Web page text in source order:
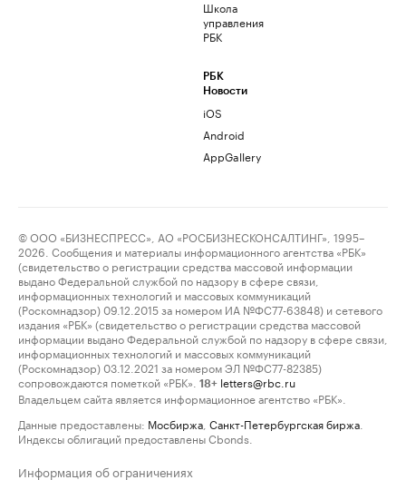
Школа
управления
РБК
РБК
Новости
iOS
Android
AppGallery
© ООО «БИЗНЕСПРЕСС», АО «РОСБИЗНЕСКОНСАЛТИНГ», 1995–
2026. Сообщения и материалы информационного агентства «РБК»
(свидетельство о регистрации средства массовой информации
выдано Федеральной службой по надзору в сфере связи,
информационных технологий и массовых коммуникаций
(Роскомнадзор) 09.12.2015 за номером ИА №ФС77-63848) и сетевого
издания «РБК» (свидетельство о регистрации средства массовой
информации выдано Федеральной службой по надзору в сфере связи,
информационных технологий и массовых коммуникаций
(Роскомнадзор) 03.12.2021 за номером ЭЛ №ФС77-82385)
сопровождаются пометкой «РБК».
18+ letters@rbc.ru
Владельцем сайта является информационное агентство «РБК».
Данные предоставлены: Мосбиржа Санкт-Петербургская биржа
Индексы облигаций предоставлены Cbonds.
Информация об ограничениях